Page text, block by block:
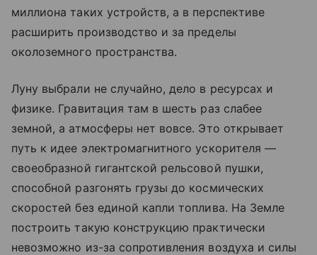
миллиона таких устройств, а в перспективе
расширить производство и за пределы
околоземного пространства.
Луну выбрали не случайно, дело в ресурсах и
физике. Гравитация там в шесть раз слабее
земной, а атмосферы нет вовсе. Это открывает
путь к идее электромагнитного ускорителя —
своеобразной гигантской рельсовой пушки,
способной разгонять грузы до космических
скоростей без единой капли топлива. На Земле
построить такую конструкцию практически
невозможно из-за сопротивления воздуха и силы